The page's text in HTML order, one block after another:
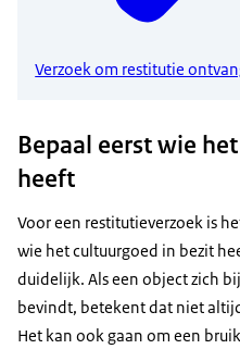
Verzoek om restitutie
Bepaal eerst wie
heeft
Voor een restitutieverzoek is
wie het cultuurgoed in bezit
duidelijk. Als een object zich
bevindt, betekent dat niet
Het kan ook gaan om een